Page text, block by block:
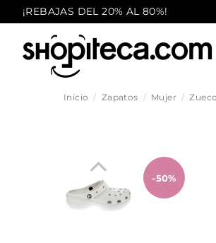
¡REBAJAS DEL 20% AL 80%!
Inicio Zapatos Mujer
-50%